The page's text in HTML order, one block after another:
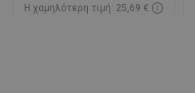
Η χαμηλότερη τιμή: 25,69 €